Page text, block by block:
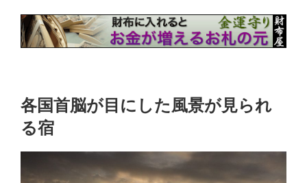
各国首脳が目にした風景が見られ
る宿